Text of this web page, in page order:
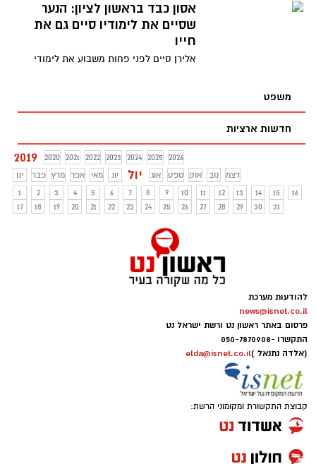
אסון כבד בראשון לציון: הנער
שסיים את לימודיו סיים גם את
חייו
אלירן סיים לפני פחות משבוע את לימודי
משפט
חדשות ארציות
2019 2020 2021 2022 2023 2024 2025
2026
ינו
פבר מרץ אפר מאי יונ יול אוג ספט אוק נוב
דצמ
1
2 3 4 5 6 7 8 9 10 11 12 13 14 15
16
17
18 19 20 21 22 23 24 25 26 27 28 29 30 31
להודעות מערכת
news@isnet.co.il
פרסום באתר ראשון נט ורשת ישראל נט
התקשרו -050-7870908
(אלדה נתנאל )elda@isnet.co.il
קבוצת התקשורת ומקומוני הרשת: